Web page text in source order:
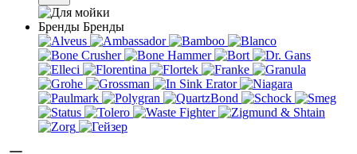
Бренды Бренды